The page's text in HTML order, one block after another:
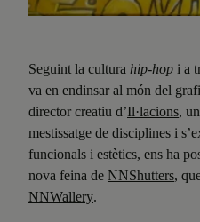
Seguint la cultura hip-hop i a
va en endinsar al món del
director creatiu d’Il·lacions,
mestissatge de disciplines i
funcionals i estètics, ens ha
nova feina de NNShutters,
NNWallery.